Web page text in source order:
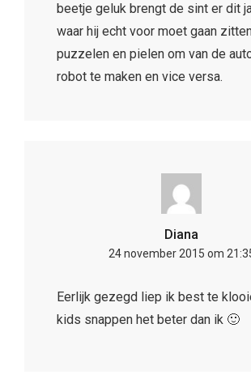
beetje geluk brengt de sint er dit
waar hij echt voor moet gaan
puzzelen en pielen om van de
robot te maken en vice versa.
Diana
24 november 2015 om
Eerlijk gezegd liep ik best te
kids snappen het beter dan ik 🙂